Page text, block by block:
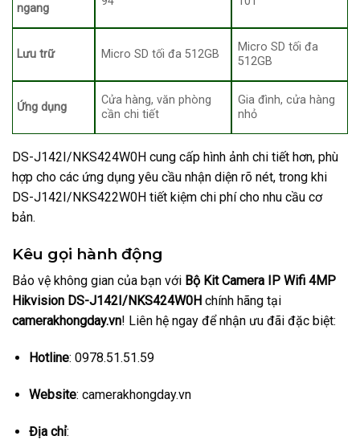
ngang
Lưu trữ Micro SD tối đa 512GB
Micro SD tối đa
512GB
Ứng dụng
Cửa hàng, văn phòng
cần chi tiết
Gia đình, cửa hàng
nhỏ
DS-J142I/NKS424W0H cung cấp hình ảnh chi tiết hơn, phù
hợp cho các ứng dụng yêu cầu nhận diện rõ nét, trong khi
DS-J142I/NKS422W0H tiết kiệm chi phí cho nhu cầu cơ
bản.
Kêu gọi hành động
Bảo vệ không gian của bạn với Bộ Kit Camera IP Wifi 4MP
Hikvision DS-J142I/NKS424W0H chính hãng tại
camerakhongday.vn! Liên hệ ngay để nhận ưu đãi đặc biệt:
Hotline: 0978.51.51.59
Website: camerakhongday.vn
Địa chỉ: